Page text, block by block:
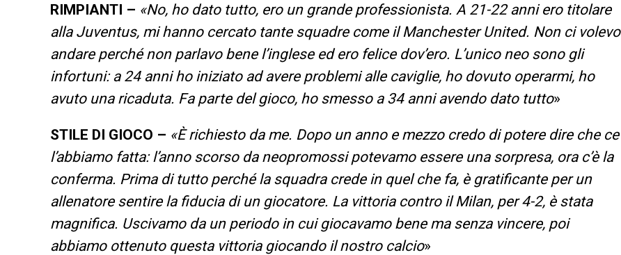
RIMPIANTI – «No, ho dato tutto, ero un grande professionista. A 21-22 anni ero titolare
alla Juventus, mi hanno cercato tante squadre come il Manchester United. Non ci volevo
andare perché non parlavo bene l’inglese ed ero felice dov’ero. L’unico neo sono gli
infortuni: a 24 anni ho iniziato ad avere problemi alle caviglie, ho dovuto operarmi, ho
avuto una ricaduta. Fa parte del gioco, ho smesso a 34 anni avendo dato tutto»
STILE DI GIOCO – «È richiesto da me. Dopo un anno e mezzo credo di potere dire che ce
l’abbiamo fatta: l’anno scorso da neopromossi potevamo essere una sorpresa, ora c’è la
conferma. Prima di tutto perché la squadra crede in quel che fa, è gratificante per un
allenatore sentire la fiducia di un giocatore. La vittoria contro il Milan, per 4-2, è stata
magnifica. Uscivamo da un periodo in cui giocavamo bene ma senza vincere, poi
abbiamo ottenuto questa vittoria giocando il nostro calcio»